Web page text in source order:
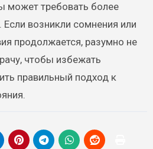
может требовать более
возникли сомнения или
продолжается, разумно не
чтобы избежать
правильный подход к